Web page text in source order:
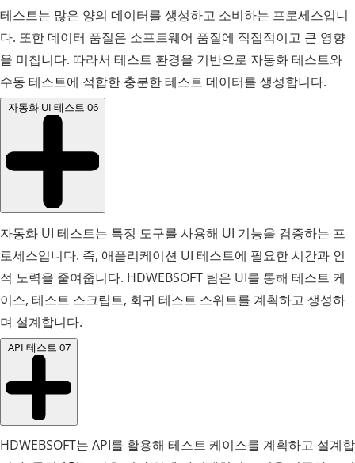
테스트는 많은 양의 데이터를 생성하고 소비하는 프로세스입니
다. 또한 데이터 품질은 소프트웨어 품질에 직접적이고 큰 영향
을 미칩니다. 따라서 테스트 환경을 기반으로 자동화 테스트와
수동 테스트에 적합한 충분한 테스트 데이터를 생성합니다.
자동화 UI 테스트 06
자동화 UI 테스트는 특정 도구를 사용해 UI 기능을 검증하는 프
로세스입니다. 즉, 애플리케이션 UI 테스트에 필요한 시간과 인
적 노력을 줄여줍니다. HDWEBSOFT 팀은 UI를 통해 테스트 케
이스, 테스트 스크립트, 회귀 테스트 스위트를 계획하고 생성하
며 설계합니다.
API 테스트 07
HDWEBSOFT는 API를 활용해 테스트 케이스를 계획하고 설계합